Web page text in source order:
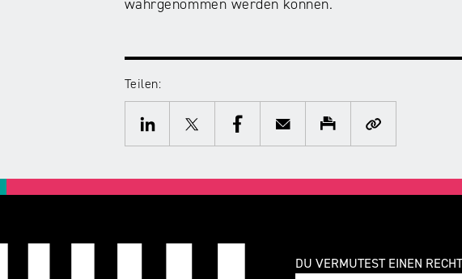
wahrgenommen werden können.
Teilen:
Twitter Facebook Drucken
DU VERMUTEST EINEN